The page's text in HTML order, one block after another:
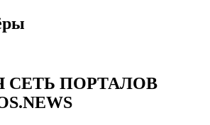
СЕТЬ ПОРТАЛОВ